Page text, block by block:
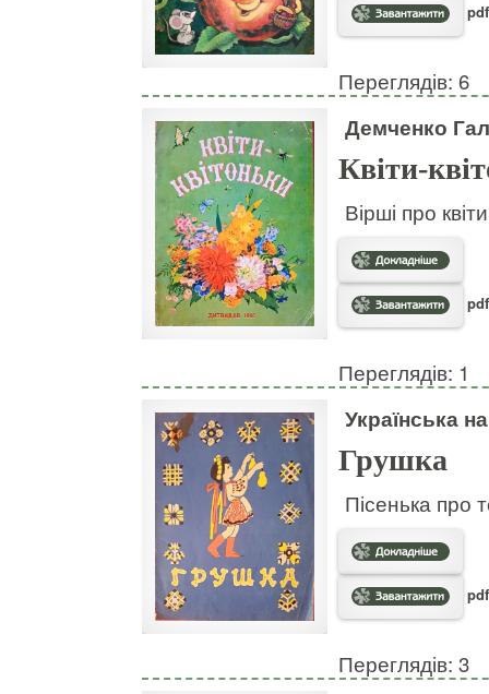
Переглядів: 6
Демченко
Квіти-
Вірші про
Переглядів: 1
Українська
Грушка
Пісенька про
Переглядів: 3